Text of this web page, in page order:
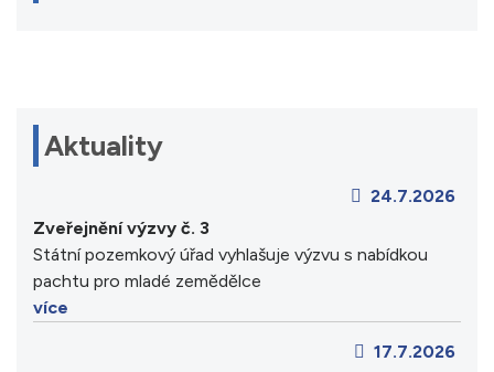
Aktuality
24.7.2026
Zveřejnění výzvy č. 3
Státní pozemkový úřad vyhlašuje výzvu s nabídkou
pachtu pro mladé zemědělce
více
17.7.2026